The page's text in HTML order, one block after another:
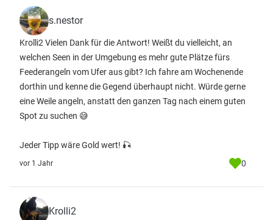
s.nestor
Krolli2 Vielen Dank für die Antwort! Weißt du vielleicht, an
welchen Seen in der Umgebung es mehr gute Plätze fürs
Feederangeln vom Ufer aus gibt? Ich fahre am Wochenende
dorthin und kenne die Gegend überhaupt nicht. Würde gerne
eine Weile angeln, anstatt den ganzen Tag nach einem guten
Spot zu suchen 😅
Jeder Tipp wäre Gold wert! 🎣
vor 1 Jahr 0
Krolli2